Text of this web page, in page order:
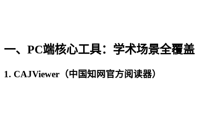
一、PC端核心工具：学术场景全覆盖
1. CAJViewer（中国知网官方阅读器）